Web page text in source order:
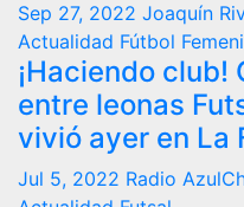
Sep 27, 2022 Joaquín
Actualidad Fútbol
¡Haciendo club!
entre leonas
vivió ayer en La
Jul 5, 2022 Radio